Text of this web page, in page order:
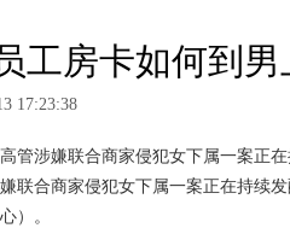
工房卡如何到
17:23:38
管涉嫌联合商家侵犯女下属一案正
联合商家侵犯女下属一案正在持续
）。